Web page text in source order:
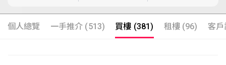
個人總覽 一手推介 (513) 買樓 (381) 租樓 (96) 客